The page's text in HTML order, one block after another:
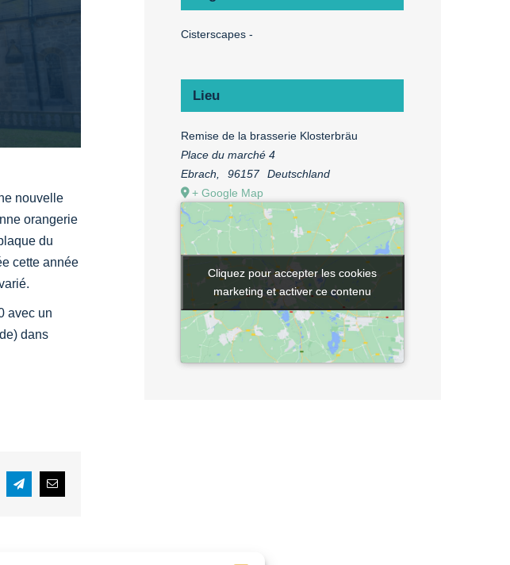
nouvelle
orangerie
du
cette année
avec un
dans
TelegramCourriel
Cisterscapes -
Lieu
Remise de la brasserie Klosterbräu
Place du marché 4
Ebrach
96157
Deutschland
+ Google Map
Cliquez pour accepter les cookies
marketing et activer ce contenu
Cliquez pour accepter les cookies
marketing et activer ce contenu